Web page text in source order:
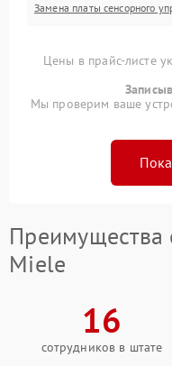
Замена платы сенсорного
Цены в прайс-листе
Мы проверим ваше
Преимущества
Miele
16
сотрудников в штате